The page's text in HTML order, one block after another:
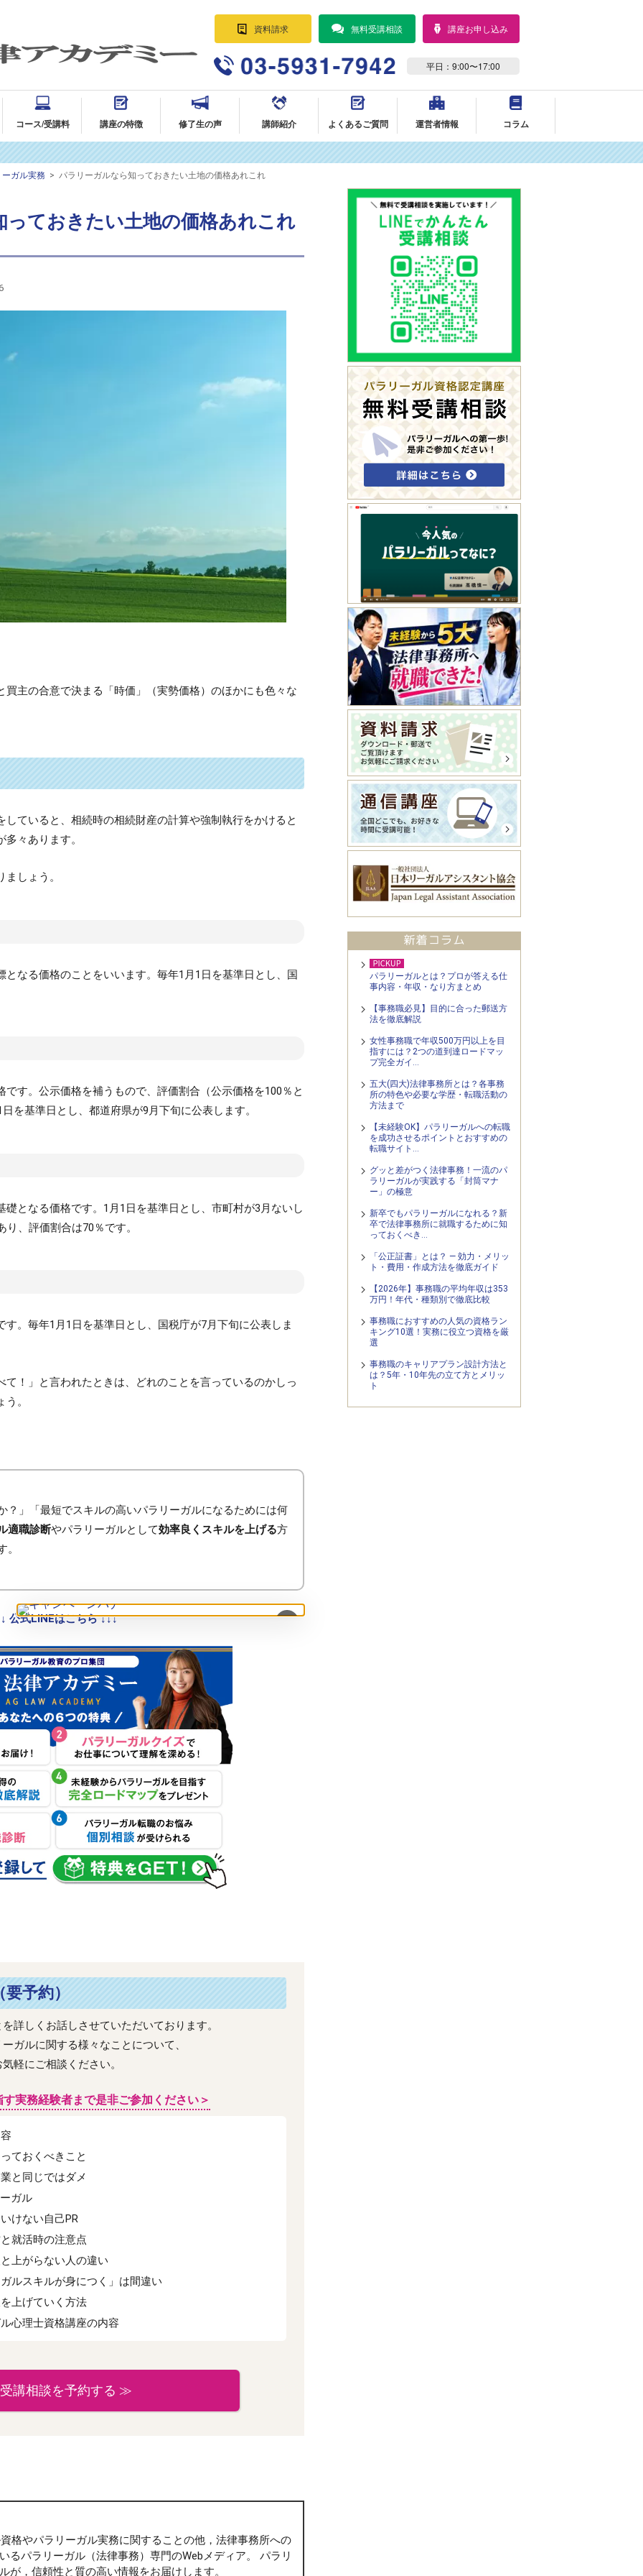
×
就職・転職｜AG法律アカデミー
資料請求 無料受講相談 講座お申し込み
平日：9:00〜17:00
コース/受講料 講座の特徴 修了生の声 講師紹介 よくあるご質問 運営者情報 コラム
ガル実務 > パラリーガルなら知っておきたい土地の価格あれこれ
ておきたい土地の価格あれこれ
主の合意で決まる「時価」（実勢価格）のほかにも色々な
ていると、相続時の相続財産の計算や強制執行をかけると
々あります。
しょう。
なる価格のことをいいます。毎年1月1日を基準日とし、国
す。公示価格を補うもので、評価割合（公示価格を100％と
を基準日とし、都道府県が9月下旬に公表します。
となる価格です。1月1日を基準日とし、市町村が3月ないし
、評価割合は70％です。
。毎年1月1日を基準日とし、国税庁が7月下旬に公表しま
！」と言われたときは、どれのことを言っているのかしっ
。
？」「最短でスキルの高いパラリーガルになるためには何
適職診断やパラリーガルとして効率良くスキルを上げる方
公式LINEはこちら ↓↓↓
予約）
詳しくお話しさせていただいております。
ガルに関する様々なことについて、
軽にご相談ください。
実務経験者まで是非ご参加ください＞
ておくべきこと
と同じではダメ
ガル
けない自己PR
就活時の注意点
上がらない人の違い
ルスキルが身につく」は間違い
上げていく方法
心理士資格講座の内容
講相談を予約する ≫
格やパラリーガル実務に関することの他，法律事務所への
るパラリーガル（法律事務）専門のWebメディア。 パラリ
が，信頼性と質の高い情報をお届けします。
パラリーガルとは？プロが答える仕
事内容・年収・なり方まとめ
【事務職必見】目的に合った郵送方
法を徹底解説
女性事務職で年収500万円以上を目
指すには？2つの道到達ロードマッ
プ完全ガイ…
五大(四大)法律事務所とは？各事務
所の特色や必要な学歴・転職活動の
方法まで
【未経験OK】パラリーガルへの転職
を成功させるポイントとおすすめの
転職サイト…
グッと差がつく法律事務！一流のパ
ラリーガルが実践する「封筒マナ
ー」の極意
新卒でもパラリーガルになれる？新
卒で法律事務所に就職するために知
っておくべき…
「公正証書」とは？ — 効力・メリッ
ト・費用・作成方法を徹底ガイド
【2026年】事務職の平均年収は353
万円！年代・種類別で徹底比較
事務職におすすめの人気の資格ラン
キング10選！実務に役立つ資格を厳
選
事務職のキャリアプラン設計方法と
は？5年・10年先の立て方とメリッ
ト